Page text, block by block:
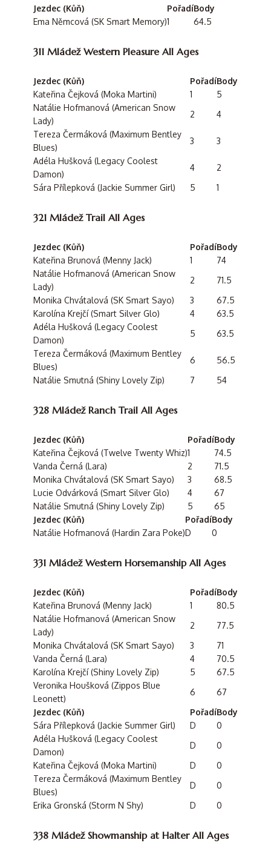
Jezdec (Kůň) PořadíBody
Ema Němcová (SK Smart Memory)1 64.5
311 Mládež Western Pleasure All Ages
Jezdec (Kůň) PořadíBody
Kateřina Čejková (Moka Martini)
1
5
Natálie Hofmanová (American Snow
Lady)
2
4
Tereza Čermáková (Maximum Bentley
Blues)
3
3
Adéla Hušková (Legacy Coolest
Damon)
4
2
Sára Přílepková (Jackie Summer Girl)
5 1
321 Mládež Trail All Ages
Jezdec (Kůň) PořadíBody
Kateřina Brunová (Menny Jack)
1
74
Natálie Hofmanová (American Snow
Lady)
2
71.5
Monika Chvátalová (SK Smart Sayo)
3
67.5
Karolína Krejčí (Smart Silver Glo)
4
63.5
Adéla Hušková (Legacy Coolest
Damon)
5
63.5
Tereza Čermáková (Maximum Bentley
Blues)
6
56.5
Natálie Smutná (Shiny Lovely Zip)
7 54
328 Mládež Ranch Trail All Ages
Jezdec (Kůň) PořadíBody
Kateřina Čejková (Twelve Twenty Whiz)1
74.5
Vanda Černá (Lara)
2
71.5
Monika Chvátalová (SK Smart Sayo)
3
68.5
Lucie Odvárková (Smart Silver Glo)
4
67
Natálie Smutná (Shiny Lovely Zip)
5
65
Jezdec (Kůň)
PořadíBody
Natálie Hofmanová (Hardin Zara Poke)D 0
331 Mládež Western Horsemanship All Ages
Jezdec (Kůň) PořadíBody
Kateřina Brunová (Menny Jack)
1
80.5
Natálie Hofmanová (American Snow
Lady)
2
77.5
Monika Chvátalová (SK Smart Sayo)
3
71
Vanda Černá (Lara)
4
70.5
Karolína Krejčí (Shiny Lovely Zip)
5
67.5
Veronika Houšková (Zippos Blue
Leonett)
6
67
Jezdec (Kůň)
PořadíBody
Sára Přílepková (Jackie Summer Girl)
D
0
Adéla Hušková (Legacy Coolest
Damon)
D
0
Kateřina Čejková (Moka Martini)
D
0
Tereza Čermáková (Maximum Bentley
Blues)
D
0
Erika Gronská (Storm N Shy)
D 0
338 Mládež Showmanship at Halter All Ages